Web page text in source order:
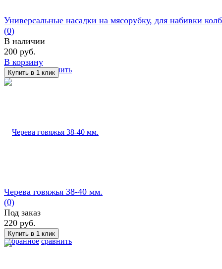
избранное сравнить
Универсальные насадки на мясорубку, для набивки
(0)
В наличии
200 руб.
В корзину
избранное сравнить
Черева говяжья 38-40 мм.
(0)
Под заказ
220 руб.